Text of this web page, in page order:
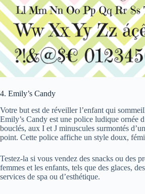
4. Emily’s Candy
Votre but est de réveiller l’enfant qui
Emily’s Candy est une police ludique ornée
bouclés, aux I et J minuscules surmontés
point. Cette police affiche un style doux,
Testez-la si vous vendez des snacks ou des
femmes et les enfants, tels que des glaces,
services de spa ou d’esthétique.